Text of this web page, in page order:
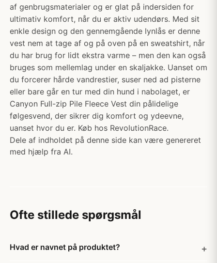
af genbrugsmaterialer og er glat på indersiden for
ultimativ komfort, når du er aktiv udendørs. Med sit
enkle design og den gennemgående lynlås er denne
vest nem at tage af og på oven på en sweatshirt, når
du har brug for lidt ekstra varme – men den kan også
bruges som mellemlag under en skaljakke. Uanset om
du forcerer hårde vandrestier, suser ned ad pisterne
eller bare går en tur med din hund i nabolaget, er
Canyon Full-zip Pile Fleece Vest din pålidelige
følgesvend, der sikrer dig komfort og ydeevne,
uanset hvor du er. Køb hos RevolutionRace.
Dele af indholdet på denne side kan være genereret
med hjælp fra AI.
Ofte stillede spørgsmål
Hvad er navnet på produktet?